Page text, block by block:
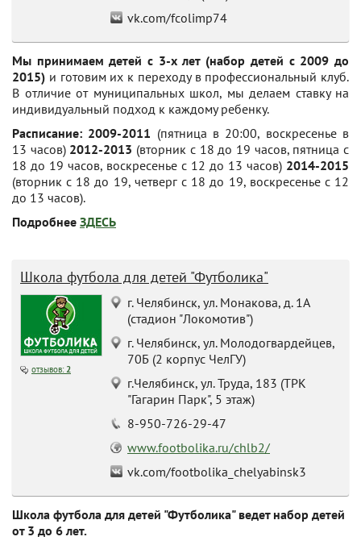
vk.com/fcolimp74
Мы принимаем детей с 3-х лет (набор детей с 2009 до
2015) и готовим их к переходу в профессиональный клуб.
В отличие от муниципальных школ, мы делаем ставку на
индивидуальный подход к каждому ребенку.
Расписание: 2009-2011 (пятница в 20:00, воскресенье в
13 часов) 2012-2013 (вторник с 18 до 19 часов, пятница с
18 до 19 часов, воскресенье с 12 до 13 часов) 2014-2015
(вторник с 18 до 19, четверг с 18 до 19, воскресенье с 12
до 13 часов).
Подробнее ЗДЕСЬ
Школа футбола для детей "Футболика"
отзывов:2
г. Челябинск, ул. Монакова, д. 1А
(стадион "Локомотив")
г. Челябинск, ул. Молодогвардейцев,
70Б (2 корпус ЧелГУ)
г.Челябинск, ул. Труда, 183 (ТРК
"Гагарин Парк", 5 этаж)
8-950-726-29-47
www.footbolika.ru/chlb2/
vk.com/footbolika_chelyabinsk3
Школа футбола для детей "Футболика" ведет набор детей
от 3 до 6 лет.